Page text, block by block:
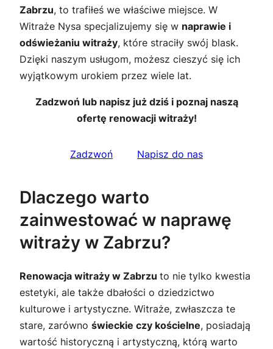
Zabrzu, to trafiłeś we właściwe miejsce. W
Witraże Nysa specjalizujemy się w naprawie i
odświeżaniu witraży, które straciły swój blask.
Dzięki naszym usługom, możesz cieszyć się ich
wyjątkowym urokiem przez wiele lat.
Zadzwoń lub napisz już dziś i poznaj naszą
ofertę renowacji witraży!
Zadzwoń Napisz do nas
Dlaczego warto
zainwestować w naprawę
witraży w Zabrzu?
Renowacja witraży w Zabrzu to nie tylko kwestia
estetyki, ale także dbałości o dziedzictwo
kulturowe i artystyczne. Witraże, zwłaszcza te
stare, zarówno świeckie czy kościelne, posiadają
wartość historyczną i artystyczną, którą warto